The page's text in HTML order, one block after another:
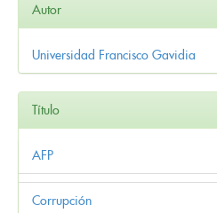
Autor
Universidad Francisco Gavidia
Título
AFP
Corrupción